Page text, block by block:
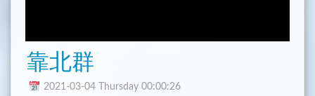
靠北群
2021-03-04 Thursday 00:00:26